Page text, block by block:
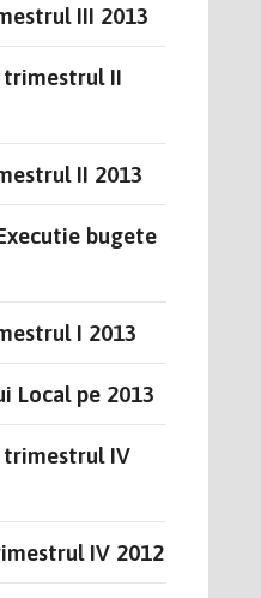
III 2013
II
II 2013
bugete
I 2013
Local pe 2013
IV
IV 2012